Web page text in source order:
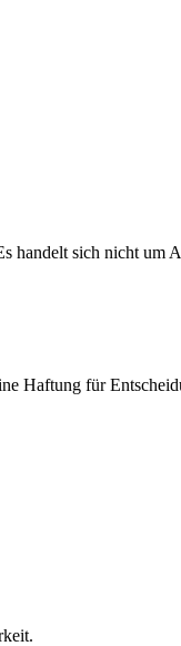
sich nicht
Haftung für